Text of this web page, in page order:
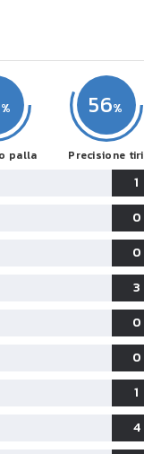
palla
56
Precisione tiri
1
0
0
3
0
0
1
4